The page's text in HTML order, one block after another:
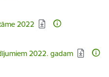
2022
2022. gadam